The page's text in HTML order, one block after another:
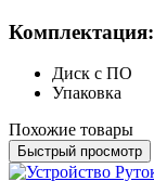
Комплектация:
Диск с ПО
Упаковка
Похожие товары
Быстрый просмотр